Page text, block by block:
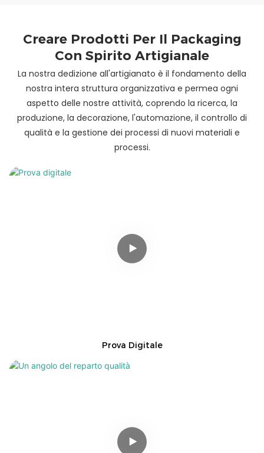
Creare Prodotti Per Il Packaging
Con Spirito Artigianale
La nostra dedizione all'artigianato è il fondamento della
nostra intera struttura organizzativa e permea ogni
aspetto delle nostre attività, coprendo la ricerca, la
produzione, la decorazione, l'automazione, il controllo di
qualità e la gestione dei processi di nuovi materiali e
processi.
Prova Digitale